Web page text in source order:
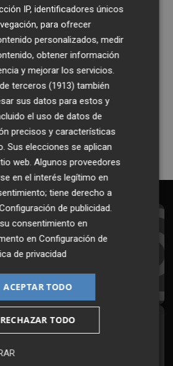
la actualidad de
en tu correo
suscribirme
al Boletín
a primera hora en tu email
suscribirme!
en redes
desde cualquier medio
IP, identificadores únicos
para ofrecer
personalizados, medir
obtener información
y mejorar los servicios.
terceros (1913) también
sus datos para estos y
el uso de datos de
precisos y características
Sus elecciones se aplican
web. Algunos proveedores
en el interés legítimo en
tiene derecho a
de publicidad
consentimiento en
enConfiguración de
de privacidad
ACEPTAR TODO
RECHAZAR TODO